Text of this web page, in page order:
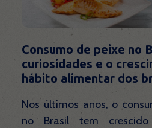
Consumo de peixe no
curiosidades e o
hábito alimentar dos
Nos últimos anos, o
no Brasil tem